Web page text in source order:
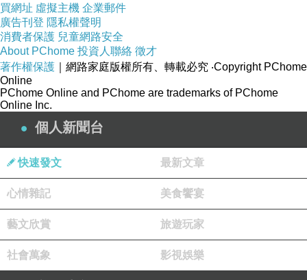
另外一邊就是著名的彎月形拱橋，名叫「彩虹橋」
好像越來越多橋都要叫這個名字，我想就跟夜市取
作「花園夜市」一樣異曲同工之妙。
買網址 虛擬主機 企業郵件
廣告刊登 隱私權聲明
消費者保護 兒童網路安全
About PChome 投資人聯絡 徵才
著作權保護 ｜網路家庭版權所有、轉載必究 ‧Copyright PChome
Online
PChome Online and PChome are trademarks of PChome
Online Inc.
個人新聞台
快速發文 最新文章
心情雜記 美食饗宴
藝文欣賞 旅遊玩家
社會萬象 影視娛樂